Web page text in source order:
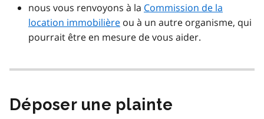
nous vous renvoyons à la Commission de la
location immobilière ou à un autre organisme, qui
pourrait être en mesure de vous aider.
Déposer une plainte